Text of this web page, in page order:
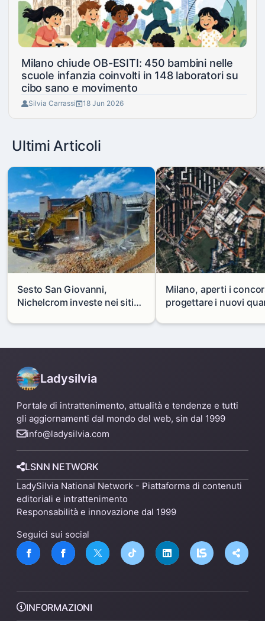
Milano chiude OB-ESITI: 450 bambini nelle
scuole infanzia coinvolti in 148 laboratori su
cibo sano e movimento
Silvia Carrassi 18 Jun 2026
Ultimi Articoli
Sesto San Giovanni,
Nichelcrom investe nei siti
capannone per fare spazio a
Milano, aperti i
progettare i nuovi
Mare
Ladysilvia
Portale di intrattenimento, attualità e tendenze e tutti
gli aggiornamenti dal mondo del web, sin dal 1999
info@ladysilvia.com
LSNN NETWORK
LadySilvia National Network - Piattaforma di contenuti
editoriali e intrattenimento
Responsabilità e innovazione dal 1999
Seguici sui social
INFORMAZIONI